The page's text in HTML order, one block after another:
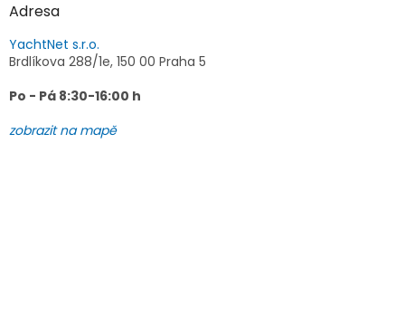
Adresa
YachtNet s.r.o.
Brdlíkova 288/1e, 150 00 Praha 5
Po - Pá 8:30-16:00 h
zobrazit na mapě